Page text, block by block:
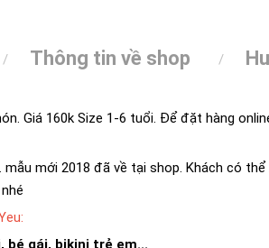
Thông tin về shop
Giá 160k Size 1-6 tuổi. Để đặt hàng
mới 2018 đã về tại shop. Khách có
bé gái, bikini trẻ em...